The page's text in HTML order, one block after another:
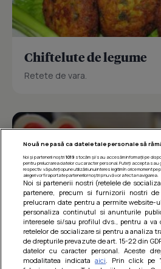
Chiftelute de legume
Retete de vara.
Nouă ne pasă ca datele tale personale să
Noi și partenerii noștri 1019stocăm și/sau accesăm informații pe
pentru prelucrarea datelor cu caracter personal. Puteți accepta sau
respectiv vă puteți opune utilizării unui interes legitim în orice moment
alegeri vor fi raportate partenerilor noștri și nu vă vor afecta navigarea.
Noi si partenerii nostri (retelele de
partenere, precum si furnizorii nostri
prelucram date pentru a permite website-
personaliza continutul si anunturile
interesele si/sau profilul dvs., pentru a
retelelor de socializare si pentru a analiza
de drepturile prevazute de art. 15-22 din
datelor cu caracter personal. Aceste
modalitatea indicataaici . Prin click pe